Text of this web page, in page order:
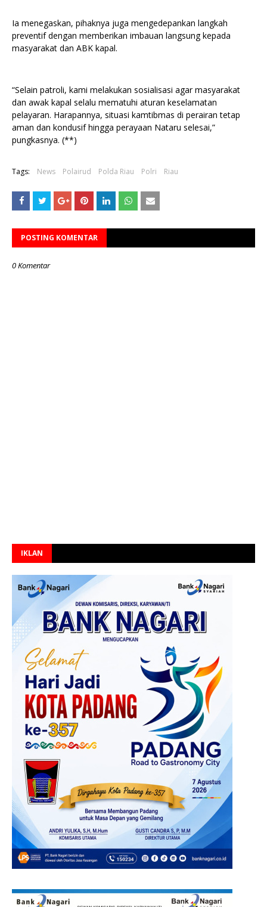
Ia menegaskan, pihaknya juga mengedepankan langkah
preventif dengan memberikan imbauan langsung kepada
masyarakat dan ABK kapal.
“Selain patroli, kami melakukan sosialisasi agar masyarakat
dan awak kapal selalu mematuhi aturan keselamatan
pelayaran. Harapannya, situasi kamtibmas di perairan tetap
aman dan kondusif hingga perayaan Nataru selesai,”
pungkasnya. (**)
Tags: News Polairud Polda Riau Polri Riau
POSTING KOMENTAR
0 Komentar
IKLAN